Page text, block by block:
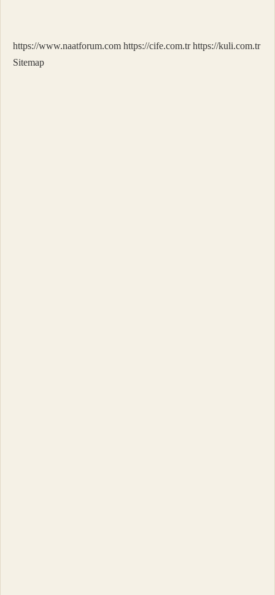
https://www.naatforum.com https://cife.com.tr https://kuli.com.tr
Sitemap